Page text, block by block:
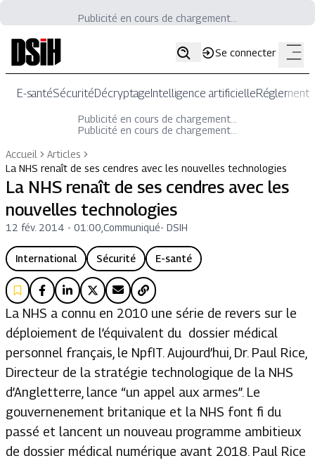
Publicité en cours de chargement...
Se connecter
E-santéSécuritéDécryptageIntelligence artificielle
Publicité en cours de chargement...
Publicité en cours de chargement...
Accueil
Articles
La NHS renaît de ses cendres avec les nouvelles technologies
La NHS renaît de ses cendres avec les
nouvelles technologies
12 fév. 2014 - 01:00 Communiqué- DSIH
International Sécurité E-santé
La NHS a connu en 2010 une série de revers sur le
déploiement de l’équivalent du dossier médical
personnel français, le NpfIT. Aujourd’hui, Dr. Paul Rice,
Directeur de la stratégie technologique de la NHS
d’Angletterre, lance “un appel aux armes”. Le
gouvernenement britanique et la NHS font fi du
passé et lancent un nouveau programme ambitieux
de dossier médical numérique avant 2018. Paul Rice